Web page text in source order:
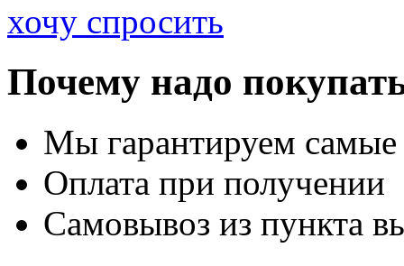
хочу спросить
Почему надо
Мы гарантируем
Оплата при получении
Самовывоз из пункта